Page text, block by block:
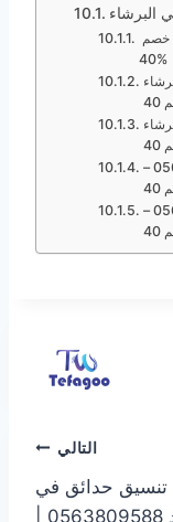
البرشاء
40%
تركيب نجيل طبيعي في البرشاء 0563809588 –
شركات تجهيز ملاعب في البرشاء 0563809588 –
التالي
حدائق في